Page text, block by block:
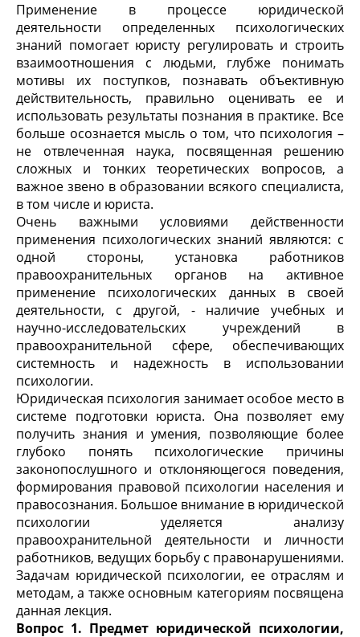
Применение в процессе юридической
деятельности определенных психологических
знаний помогает юристу регулировать и строить
взаимоотношения с людьми, глубже понимать
мотивы их поступков, познавать объективную
действительность, правильно оценивать ее и
использовать результаты познания в практике. Все
больше осознается мысль о том, что психология –
не отвлеченная наука, посвященная решению
сложных и тонких теоретических вопросов, а
важное звено в образовании всякого специалиста,
в том числе и юриста.
Очень важными условиями действенности
применения психологических знаний являются: с
одной стороны, установка работников
правоохранительных органов на активное
применение психологических данных в своей
деятельности, с другой, - наличие учебных и
научно-исследовательских учреждений в
правоохранительной сфере, обеспечивающих
системность и надежность в использовании
психологии.
Юридическая психология занимает особое место в
системе подготовки юриста. Она позволяет ему
получить знания и умения, позволяющие более
глубоко понять психологические причины
законопослушного и отклоняющегося поведения,
формирования правовой психологии населения и
правосознания. Большое внимание в юридической
психологии уделяется анализу
правоохранительной деятельности и личности
работников, ведущих борьбу с правонарушениями.
Задачам юридической психологии, ее отраслям и
методам, а также основным категориям посвящена
данная лекция.
Вопрос 1. Предмет юридической психологии,